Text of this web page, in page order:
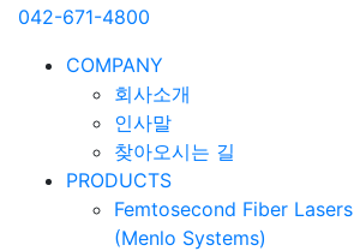
042-671-4800
COMPANY
회사소개
인사말
찾아오시는 길
PRODUCTS
Femtosecond Fiber Lasers
(Menlo Systems)